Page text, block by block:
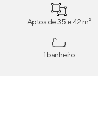
Aptos de 35 e 42 m²
1 banheiro